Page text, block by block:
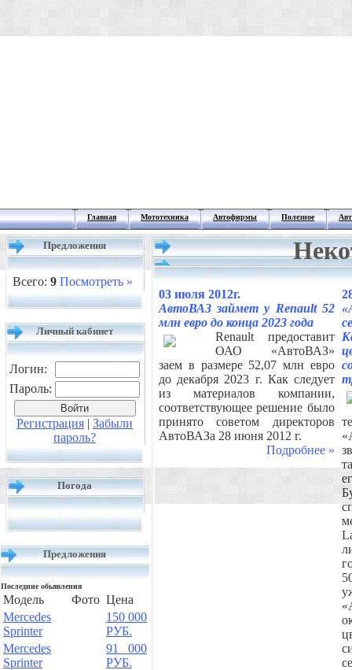
Главная Мототехника Автофирмы Полезное
Предложения
Всего: 9 Посмотреть »
Личный кабинет
Логин:
Пароль:
Регистрация | Забыли
пароль?
Погода
Предложения
Последние обьявления
Модель Фото Цена
Mercedes
Sprinter
150 000
РУБ.
Mercedes
Sprinter
91 000
РУБ.
03 июля 2012г.
АвтоВАЗ займет у Renault 52
млн евро до конца 2023 года
Renault предоставит
ОАО «АвтоВАЗ»
заем в размере 52,07 млн евро
до декабря 2023 г. Как следует
из материалов компании,
соответствующее решение было
принято советом директоров
АвтоВАЗа 28 июня 2012 г.
Подробнее »